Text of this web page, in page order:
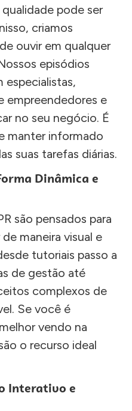
pode ser
criamos
ouvir em qualquer
episódios
especialistas,
empreendedores e
no seu negócio. É
manter informado
suas tarefas diárias.
Dinâmica e
são pensados para
maneira visual e
tutoriais passo a
de gestão até
complexos de
Se você é
vendo na
o recurso ideal
Interativo e